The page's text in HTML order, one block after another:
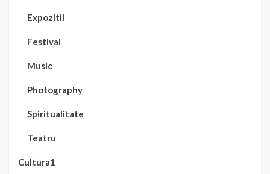
Expozitii
Festival
Music
Photography
Spiritualitate
Teatru
Cultura1